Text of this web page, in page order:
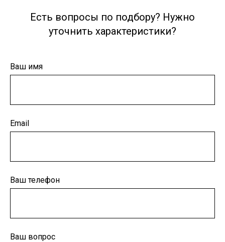
Есть вопросы по подбору? Нужно
уточнить характеристики?
Ваш имя
Email
Ваш телефон
Ваш вопрос